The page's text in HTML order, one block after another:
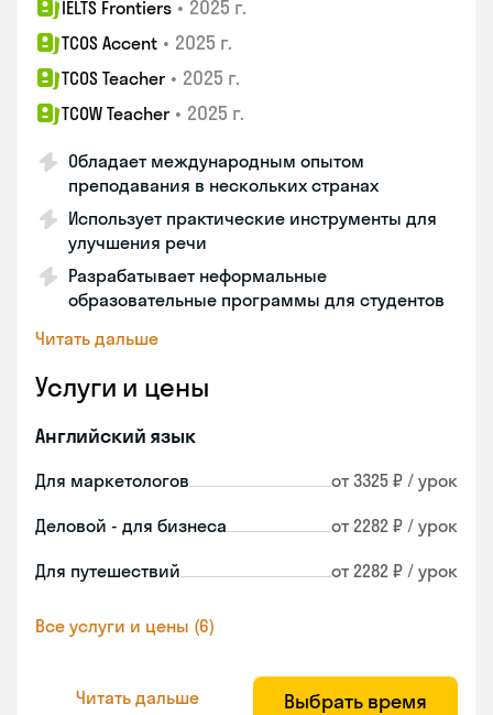
IELTS Frontiers • 2025 г.
TCOS Accent • 2025 г.
TCOS Teacher • 2025 г.
TCOW Teacher • 2025 г.
Обладает международным опытом
преподавания в нескольких странах
Использует практические инструменты для
улучшения речи
Разрабатывает неформальные
образовательные программы для студентов
Читать дальше
Услуги и цены
Английский язык
Для маркетологов от 3325 ₽ / урок
Деловой - для бизнеса от 2282 ₽ / урок
Для путешествий от 2282 ₽ / урок
Все услуги и цены (6)
Читать дальше Выбрать время